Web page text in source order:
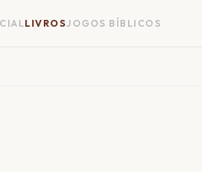
LIVROSJOGOS BÍBLICOS